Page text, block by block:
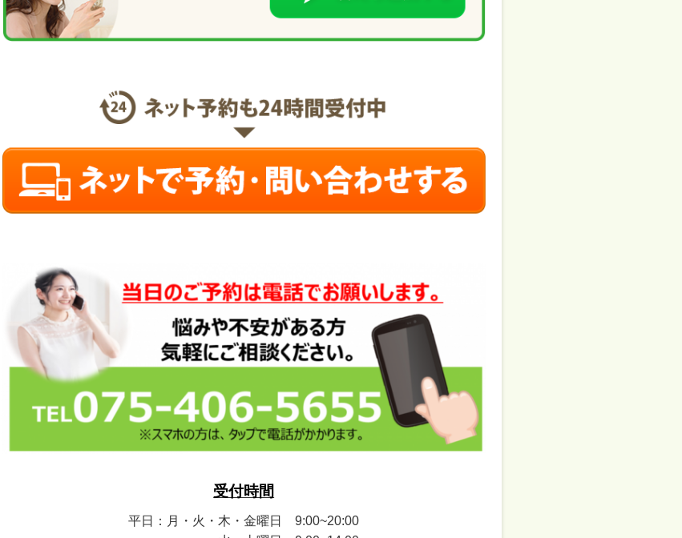
受付時間
平日：月・火・木・金曜日 9:00~20:00